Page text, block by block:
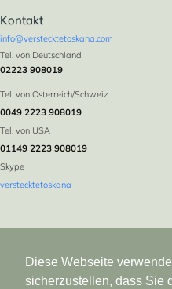
Diese Webseite
sicherzustellen, dass Sie
Kontakt
info@verstecktetoskana.com
Tel. von Deutschland
02223 908019
Tel. von Österreich/Schweiz
0049 2223 908019
Tel. von USA
01149 2223 908019
Skype
verstecktetoskana